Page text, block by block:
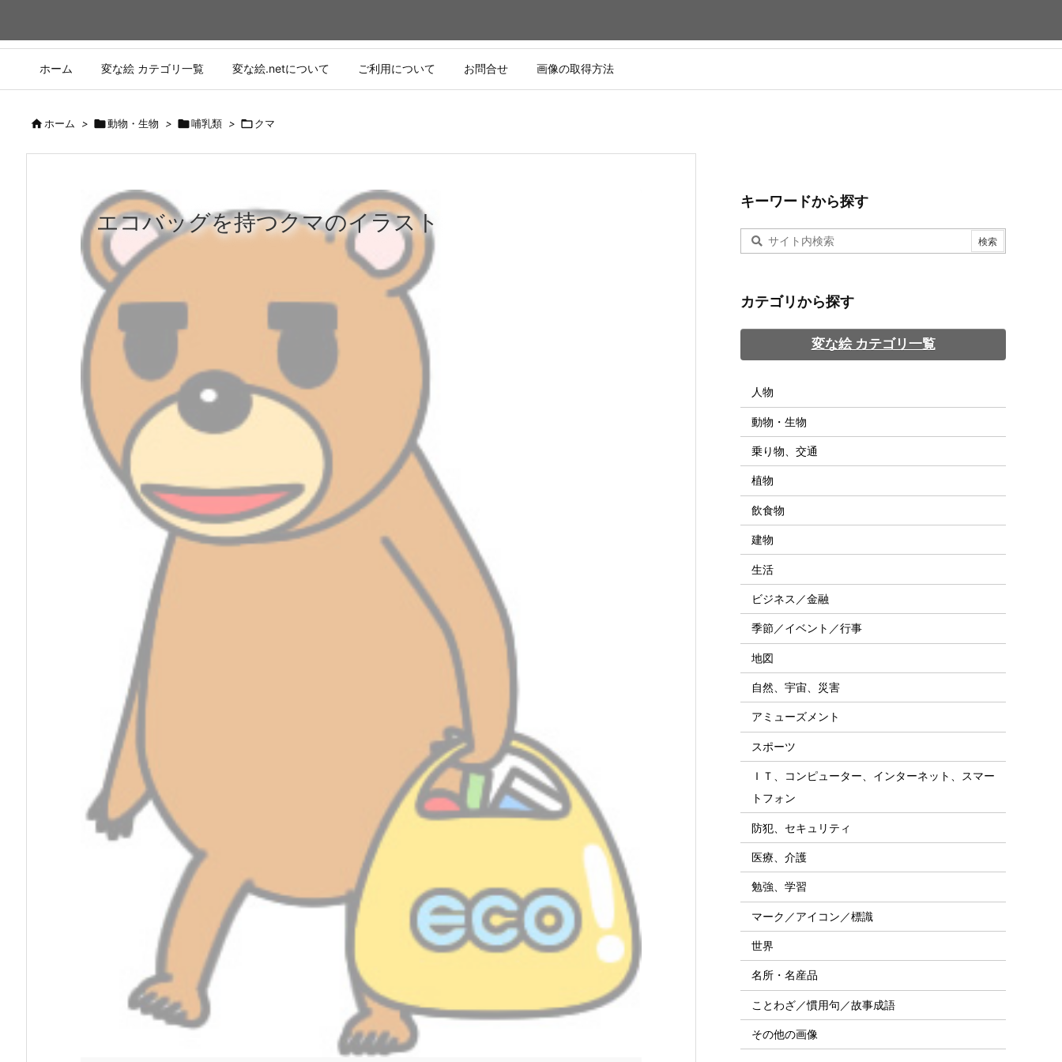
ホーム 変な絵 カテゴリ一覧 変な絵.netについて ご利用について お問合せ 画像の取得方法
ホーム > 動物・生物 > 哺乳類 > クマ
エコバッグを持つクマのイラスト
キーワードから探す
カテゴリから探す
変な絵 カテゴリ一覧
人物
動物・生物
乗り物、交通
植物
飲食物
建物
生活
ビジネス／金融
季節／イベント／行事
地図
自然、宇宙、災害
アミューズメント
スポーツ
ＩＴ、コンピューター、インターネット、スマー
トフォン
防犯、セキュリティ
医療、介護
勉強、学習
マーク／アイコン／標識
世界
名所・名産品
ことわざ／慣用句／故事成語
その他の画像